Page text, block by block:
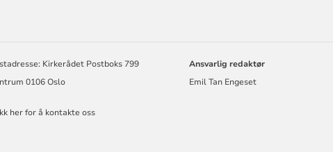
Kirkerådet Postboks 799
0106 Oslo
her for å kontakte oss
Ansvarlig redaktør
Emil Tan Engeset